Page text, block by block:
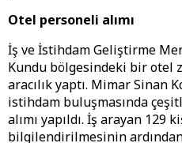
Otel personeli alımı
İş ve İstihdam Geliştirme
Kundu bölgesindeki bir otel
aracılık yaptı. Mimar Sinan
istihdam buluşmasında
alımı yapıldı. İş arayan 129
bilgilendirilmesinin